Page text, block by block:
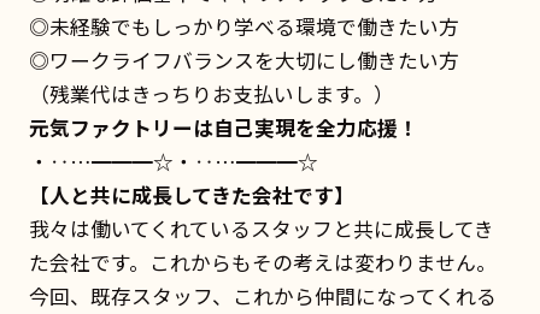
◎未経験でもしっかり学べる環境で働きたい方
◎ワークライフバランスを大切にし働きたい方
（残業代はきっちりお支払いします。）
元気ファクトリーは自己実現を全力応援！
・‥…━━━☆・‥…━━━☆
【人と共に成長してきた会社です】
我々は働いてくれているスタッフと共に成長してき
た会社です。これからもその考えは変わりません。
今回、既存スタッフ、これから仲間になってくれる